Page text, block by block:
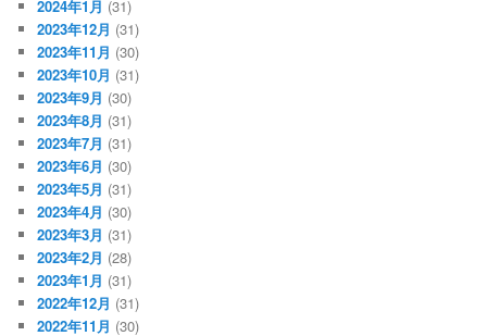
2024年1月 (31)
2023年12月 (31)
2023年11月 (30)
2023年10月 (31)
2023年9月 (30)
2023年8月 (31)
2023年7月 (31)
2023年6月 (30)
2023年5月 (31)
2023年4月 (30)
2023年3月 (31)
2023年2月 (28)
2023年1月 (31)
2022年12月 (31)
2022年11月 (30)